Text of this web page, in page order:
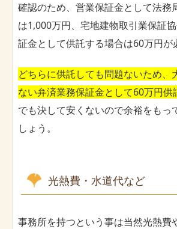
確認のため、営業保証金として法務
は1,000万円、宅地建物取引業保証
証金として供託する場合は60万円が
どちらに供託しても問題ないため、
ない弁済業務保証金として60万円供
でも決して安くないので余裕をもっ
しょう。
光熱費・水道代など
事務所を持つという事は当然光熱費